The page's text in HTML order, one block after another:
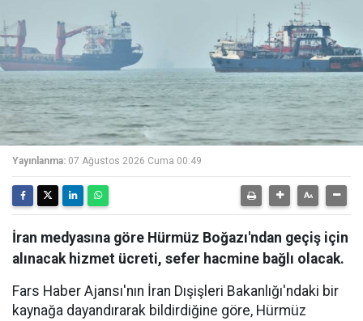
Yayınlanma: 07 Ağustos 2026 Cuma 00:49
İran medyasına göre Hürmüz Boğazı'ndan geçiş için
alınacak hizmet ücreti, sefer hacmine bağlı olacak.
Fars Haber Ajansı'nın İran Dışişleri Bakanlığı'ndaki bir
kaynağa dayandırarak bildirdiğine göre, Hürmüz